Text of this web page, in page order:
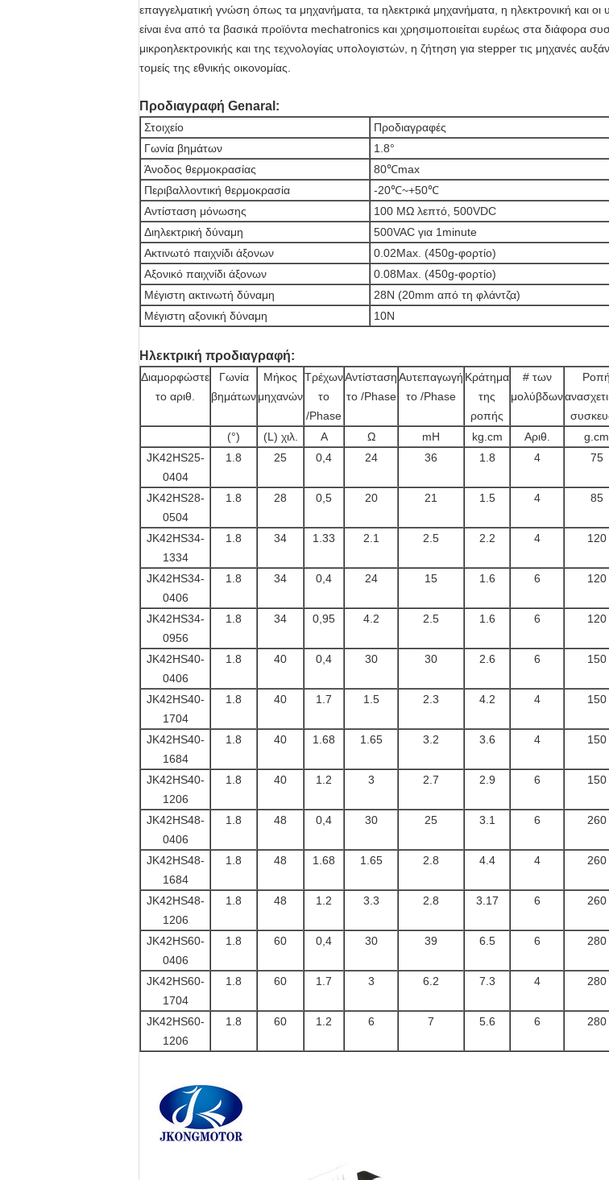
επαγγελματική γνώση όπως τα μηχανήματα, τα ηλεκτρικά μηχανήματα, η ηλεκτρονική και οι
είναι ένα από τα βασικά προϊόντα mechatronics και χρησιμοποιείται ευρέως στα διάφορα
μικροηλεκτρονικής και της τεχνολογίας υπολογιστών, η ζήτηση για stepper τις μηχανές
τομείς της εθνικής οικονομίας.
Προδιαγραφή Genaral:
Στοιχείο
Προδιαγραφές
Γωνία βημάτων
1.8°
Άνοδος θερμοκρασίας
80℃max
Περιβαλλοντική θερμοκρασία
-20℃~+50℃
Αντίσταση μόνωσης
100 MΩ λεπτό, 500VDC
Διηλεκτρική δύναμη
500VAC για 1minute
Ακτινωτό παιχνίδι άξονων
0.02Max. (450g-φορτίο)
Αξονικό παιχνίδι άξονων
0.08Max. (450g-φορτίο)
Μέγιστη ακτινωτή δύναμη
28N (20mm από τη φλάντζα)
Μέγιστη αξονική δύναμη
10N
Ηλεκτρική προδιαγραφή:
Διαμορφώστε
το αριθ.
Γωνία
βημάτων
Μήκος
μηχανών
Τρέχων
το
/Phase
Αντίσταση
το /Phase
Αυτεπαγωγή
το /Phase
Κράτημα
της
ροπής
# των
μολύβδων
Ροπή
(°) (L) χιλ. Α Ω mH kg.cm Αριθ. g.cm
JK42HS25-
0404
1.8 25 0,4 24 36 1.8 4 75
JK42HS28-
0504
1.8 28 0,5 20 21 1.5 4 85
JK42HS34-
1334
1.8 34 1.33 2.1 2.5 2.2 4 120
JK42HS34-
0406
1.8 34 0,4 24 15 1.6 6 120
JK42HS34-
0956
1.8 34 0,95 4.2 2.5 1.6 6 120
JK42HS40-
0406
1.8 40 0,4 30 30 2.6 6 150
JK42HS40-
1704
1.8 40 1.7 1.5 2.3 4.2 4 150
JK42HS40-
1684
1.8 40 1.68 1.65 3.2 3.6 4 150
JK42HS40-
1206
1.8 40 1.2 3 2.7 2.9 6 150
JK42HS48-
0406
1.8 48 0,4 30 25 3.1 6 260
JK42HS48-
1684
1.8 48 1.68 1.65 2.8 4.4 4 260
JK42HS48-
1206
1.8 48 1.2 3.3 2.8 3.17 6 260
JK42HS60-
0406
1.8 60 0,4 30 39 6.5 6 280
JK42HS60-
1704
1.8 60 1.7 3 6.2 7.3 4 280
JK42HS60-
1206
1.8 60 1.2 6 7 5.6 6 280